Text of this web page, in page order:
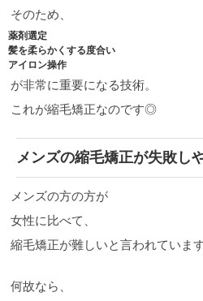
そのため、
薬剤選定
髪を柔らかくする度合い
アイロン操作
が非常に重要になる技術。
これが縮毛矯正なのです◎
メンズの縮毛矯正が失敗し
メンズの方の方が
女性に比べて、
縮毛矯正が難しいと言われています
何故なら、